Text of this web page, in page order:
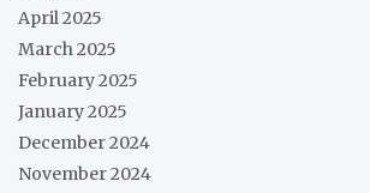
April 2025
March 2025
February 2025
January 2025
December 2024
November 2024